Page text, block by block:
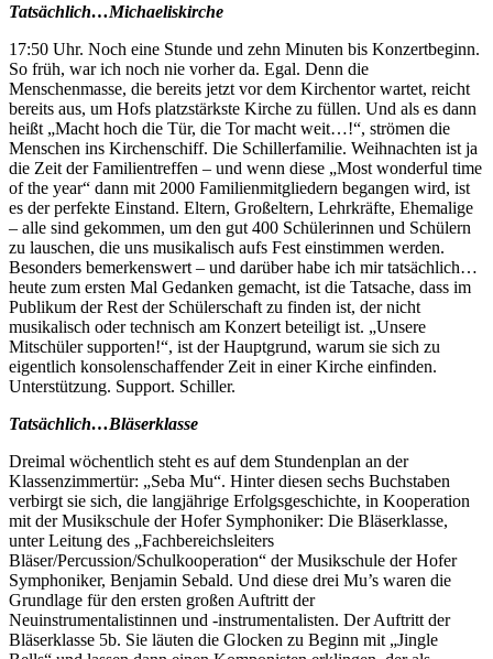
Tatsächlich…Michaeliskirche
17:50 Uhr. Noch eine Stunde und zehn Minuten bis Konzertbeginn.
So früh, war ich noch nie vorher da. Egal. Denn die
Menschenmasse, die bereits jetzt vor dem Kirchentor wartet, reicht
bereits aus, um Hofs platzstärkste Kirche zu füllen. Und als es dann
heißt „Macht hoch die Tür, die Tor macht weit…!“, strömen die
Menschen ins Kirchenschiff. Die Schillerfamilie. Weihnachten ist ja
die Zeit der Familientreffen – und wenn diese „Most wonderful time
of the year“ dann mit 2000 Familienmitgliedern begangen wird, ist
es der perfekte Einstand. Eltern, Großeltern, Lehrkräfte, Ehemalige
– alle sind gekommen, um den gut 400 Schülerinnen und Schülern
zu lauschen, die uns musikalisch aufs Fest einstimmen werden.
Besonders bemerkenswert – und darüber habe ich mir tatsächlich…
heute zum ersten Mal Gedanken gemacht, ist die Tatsache, dass im
Publikum der Rest der Schülerschaft zu finden ist, der nicht
musikalisch oder technisch am Konzert beteiligt ist. „Unsere
Mitschüler supporten!“, ist der Hauptgrund, warum sie sich zu
eigentlich konsolenschaffender Zeit in einer Kirche einfinden.
Unterstützung. Support. Schiller.
Tatsächlich…Bläserklasse
Dreimal wöchentlich steht es auf dem Stundenplan an der
Klassenzimmertür: „Seba Mu“. Hinter diesen sechs Buchstaben
verbirgt sie sich, die langjährige Erfolgsgeschichte, in Kooperation
mit der Musikschule der Hofer Symphoniker: Die Bläserklasse,
unter Leitung des „Fachbereichsleiters
Bläser/Percussion/Schulkooperation“ der Musikschule der Hofer
Symphoniker, Benjamin Sebald. Und diese drei Mu’s waren die
Grundlage für den ersten großen Auftritt der
Neuinstrumentalistinnen und -instrumentalisten. Der Auftritt der
Bläserklasse 5b. Sie läuten die Glocken zu Beginn mit „Jingle